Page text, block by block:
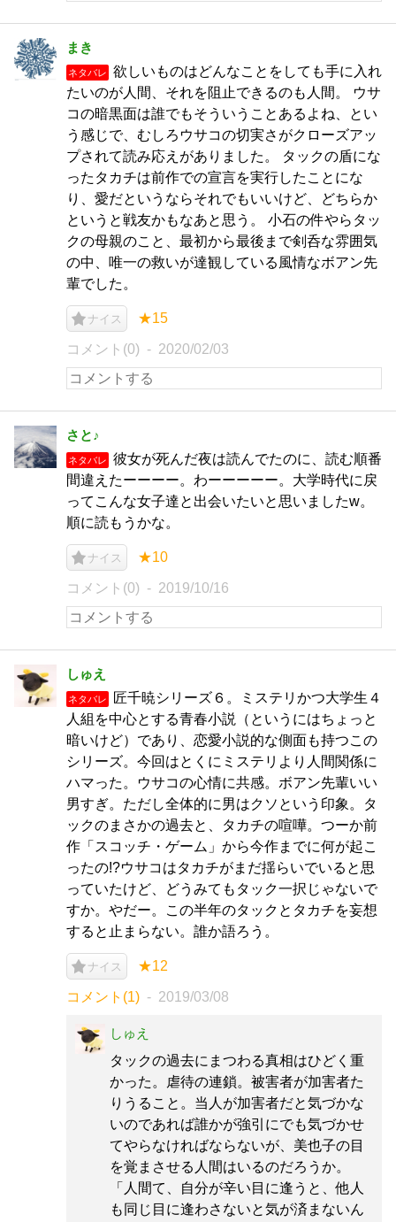
まき
ネタバレ
欲しいものはどんなことをしても手に入れ
たいのが人間、それを阻止できるのも人間。 ウサ
コの暗黒面は誰でもそういうことあるよね、とい
う感じで、むしろウサコの切実さがクローズアッ
プされて読み応えがありました。 タックの盾にな
ったタカチは前作での宣言を実行したことにな
り、愛だというならそれでもいいけど、どちらか
というと戦友かもなあと思う。 小石の件やらタッ
クの母親のこと、最初から最後まで剣呑な雰囲気
の中、唯一の救いが達観している風情なボアン先
輩でした。
ナイス ★15
コメント(0) 2020/02/03
さと♪
ネタバレ
彼女が死んだ夜は読んでたのに、読む順番
間違えたーーーー。わーーーーー。大学時代に戻
ってこんな女子達と出会いたいと思いましたw。
順に読もうかな。
ナイス ★10
コメント(0) 2019/10/16
しゅえ
ネタバレ
匠千暁シリーズ６。ミステリかつ大学生４
人組を中心とする青春小説（というにはちょっと
暗いけど）であり、恋愛小説的な側面も持つこの
シリーズ。今回はとくにミステリより人間関係に
ハマった。ウサコの心情に共感。ボアン先輩いい
男すぎ。ただし全体的に男はクソという印象。タ
ックのまさかの過去と、タカチの喧嘩。つーか前
作「スコッチ・ゲーム」から今作までに何が起こ
ったの!?ウサコはタカチがまだ揺らいでいると思
っていたけど、どうみてもタック一択じゃないで
すか。やだー。この半年のタックとタカチを妄想
すると止まらない。誰か語ろう。
ナイス ★12
コメント(1) 2019/03/08
しゅえ
タックの過去にまつわる真相はひどく重
かった。虐待の連鎖。被害者が加害者た
りうること。当人が加害者だと気づかな
いのであれば誰かが強引にでも気づかせ
てやらなければならないが、美也子の目
を覚まさせる人間はいるのだろうか。
「人間て、自分が辛い目に逢うと、他人
も同じ目に逢わさないと気が済まないん